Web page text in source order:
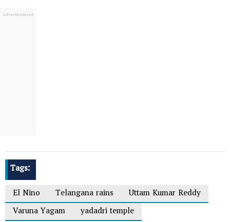
Tags:
El Nino
Telangana rains
Uttam Kumar Reddy
Varuna Yagam
yadadri temple